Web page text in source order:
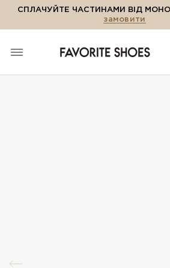
СПЛАЧУЙТЕ ЧАСТИНАМИ ВІД
замовити